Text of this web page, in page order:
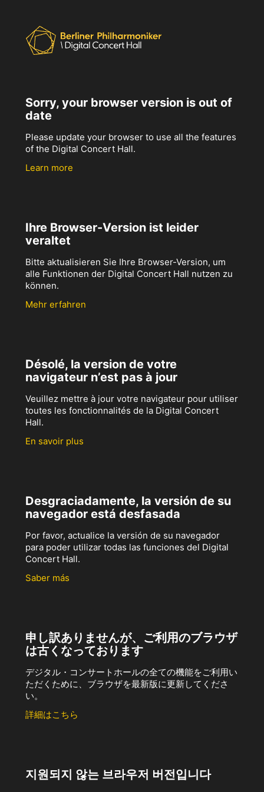
Sorry, your browser version is out of
date
Please update your browser to use all the features
of the Digital Concert Hall.
Learn more
Ihre Browser-Version ist leider
veraltet
Bitte aktualisieren Sie Ihre Browser-Version, um
alle Funktionen der Digital Concert Hall nutzen zu
können.
Mehr erfahren
Désolé, la version de votre
navigateur n’est pas à jour
Veuillez mettre à jour votre navigateur pour utiliser
toutes les fonctionnalités de la Digital Concert
Hall.
En savoir plus
Desgraciadamente, la versión de su
navegador está desfasada
Por favor, actualice la versión de su navegador
para poder utilizar todas las funciones del Digital
Concert Hall.
Saber más
申し訳ありませんが、ご利用のブラウザ
は古くなっております
デジタル・コンサートホールの全ての機能をご利用い
ただくために、ブラウザを最新版に更新してくださ
い。
詳細はこちら
지원되지 않는 브라우저 버전입니다